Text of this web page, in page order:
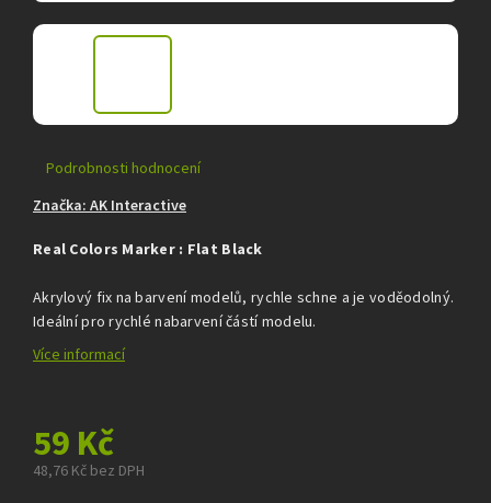
Průměrné
produktu
0,0
5
hvězdiček.
Podrobnosti hodnocení
Značka: AK Interactive
Real Colors Marker : Flat Black
Akrylový fix na barvení modelů, rychle schne a je voděodolný.
Ideální pro rychlé nabarvení částí modelu.
Více informací
59 Kč
48,76 Kč bez DPH